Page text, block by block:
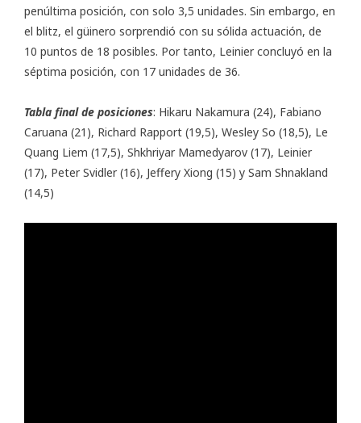
penúltima posición, con solo 3,5 unidades. Sin embargo, en
el blitz, el güinero sorprendió con su sólida actuación, de
10 puntos de 18 posibles. Por tanto, Leinier concluyó en la
séptima posición, con 17 unidades de 36.
Tabla final de posiciones: Hikaru Nakamura (24), Fabiano
Caruana (21), Richard Rapport (19,5), Wesley So (18,5), Le
Quang Liem (17,5), Shkhriyar Mamedyarov (17), Leinier
(17), Peter Svidler (16), Jeffery Xiong (15) y Sam Shnakland
(14,5)